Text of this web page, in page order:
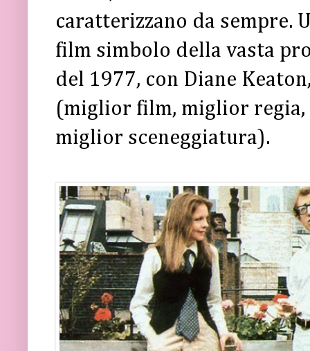
caratterizzano da sempre.
film simbolo della vasta
del 1977, con Diane
(miglior film, miglior
miglior sceneggiatura).